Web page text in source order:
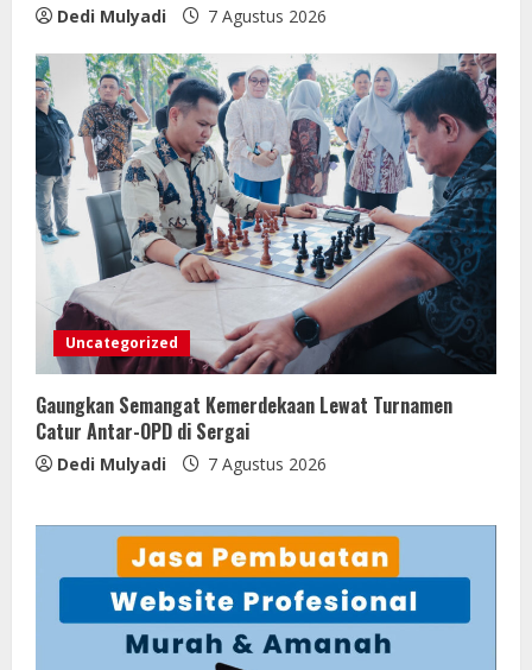
Dedi Mulyadi 7 Agustus 2026
Uncategorized
Gaungkan Semangat Kemerdekaan Lewat Turnamen
Catur Antar-OPD di Sergai
Dedi Mulyadi 7 Agustus 2026